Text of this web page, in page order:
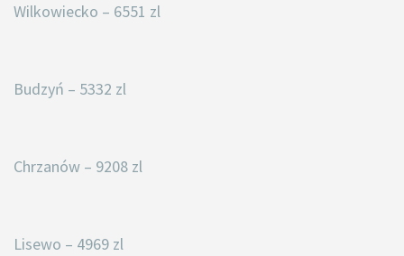
Wilkowiecko – 6551 zl
Budzyń – 5332 zl
Chrzanów – 9208 zl
Lisewo – 4969 zl